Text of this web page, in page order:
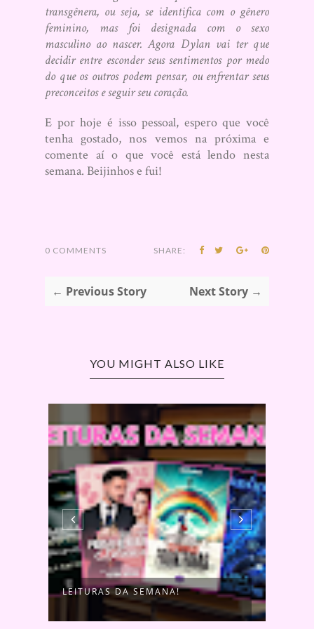
transgênera, ou seja, se identifica com o gênero
feminino, mas foi designada com o sexo
masculino ao nascer. Agora Dylan vai ter que
decidir entre esconder seus sentimentos por medo
do que os outros podem pensar, ou enfrentar seus
preconceitos e seguir seu coração.
E por hoje é isso pessoal, espero que você
tenha gostado, nos vemos na próxima e
comente aí o que você está lendo nesta
semana. Beijinhos e fui!
0 COMMENTS SHARE:
← Previous Story Next Story →
YOU MIGHT ALSO LIKE
LEITURAS DA SEMANA!